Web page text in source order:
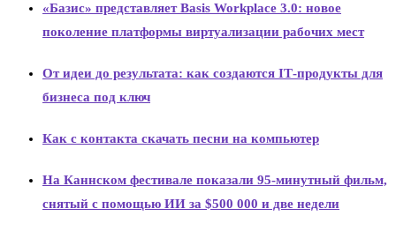
«Базис» представляет Basis Workplace 3.0: новое
поколение платформы виртуализации рабочих мест
От идеи до результата: как создаются IT‑продукты для
бизнеса под ключ
Как с контакта скачать песни на компьютер
На Каннском фестивале показали 95-минутный фильм,
снятый с помощью ИИ за $500 000 и две недели